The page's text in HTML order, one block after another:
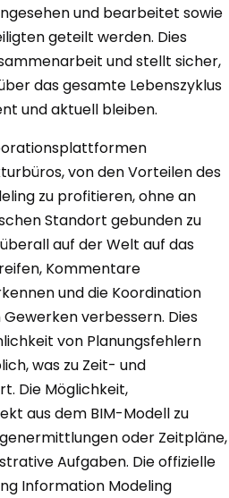
und bearbeitet sowie
geteilt werden. Dies
und stellt sicher,
das gesamte Lebenszyklus
und aktuell bleiben.
von den Vorteilen des
zu profitieren, ohne an
Standort gebunden zu
auf der Welt auf das
Kommentare
und die Koordination
verbessern. Dies
von Planungsfehlern
was zu Zeit- und
Die Möglichkeit,
aus dem BIM-Modell zu
oder Zeitpläne,
Aufgaben. Die offizielle
Information Modeling